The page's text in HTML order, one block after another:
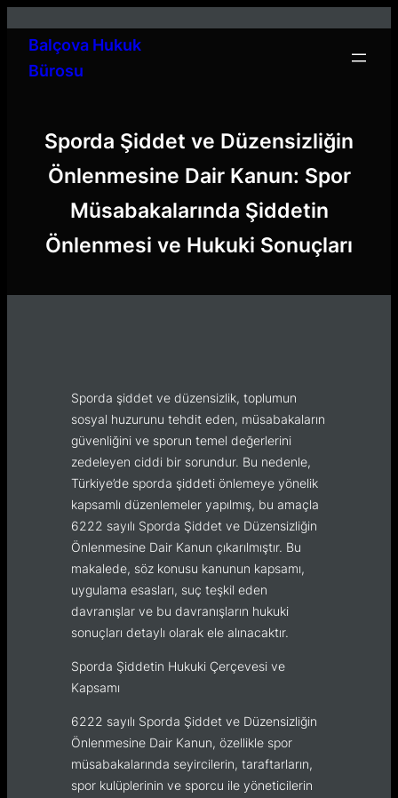
Balçova Hukuk
Bürosu
Sporda Şiddet ve Düzensizliğin
Önlenmesine Dair Kanun: Spor
Müsabakalarında Şiddetin
Önlenmesi ve Hukuki Sonuçları
Sporda şiddet ve düzensizlik, toplumun
sosyal huzurunu tehdit eden, müsabakaların
güvenliğini ve sporun temel değerlerini
zedeleyen ciddi bir sorundur. Bu nedenle,
Türkiye’de sporda şiddeti önlemeye yönelik
kapsamlı düzenlemeler yapılmış, bu amaçla
6222 sayılı Sporda Şiddet ve Düzensizliğin
Önlenmesine Dair Kanun çıkarılmıştır. Bu
makalede, söz konusu kanunun kapsamı,
uygulama esasları, suç teşkil eden
davranışlar ve bu davranışların hukuki
sonuçları detaylı olarak ele alınacaktır.
Sporda Şiddetin Hukuki Çerçevesi ve
Kapsamı
6222 sayılı Sporda Şiddet ve Düzensizliğin
Önlenmesine Dair Kanun, özellikle spor
müsabakalarında seyircilerin, taraftarların,
spor kulüplerinin ve sporcu ile yöneticilerin